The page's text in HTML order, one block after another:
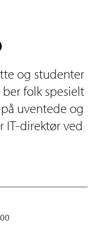
og studenter
folk spesielt
uventede og
IT-direktør ved